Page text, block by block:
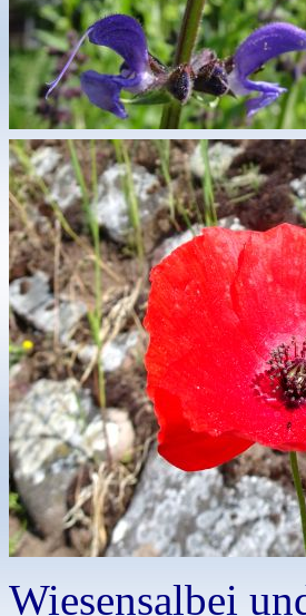
Wiesensalbei